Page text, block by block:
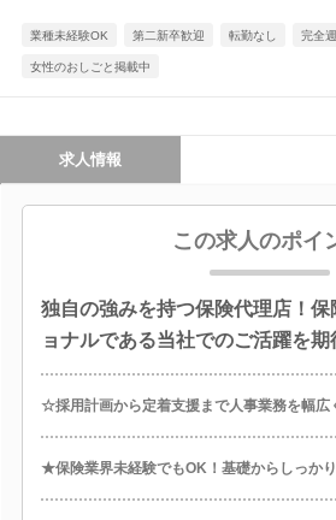
業種未経験OK 第二新卒歓迎 転勤なし 完全
女性のおしごと掲載中
求人情報
この求人のポイ
独自の強みを持つ保険代理店！
ョナルである当社でのご活躍を期
☆採用計画から定着支援まで人事業務を幅広
★保険業界未経験でもOK！基礎からしっか